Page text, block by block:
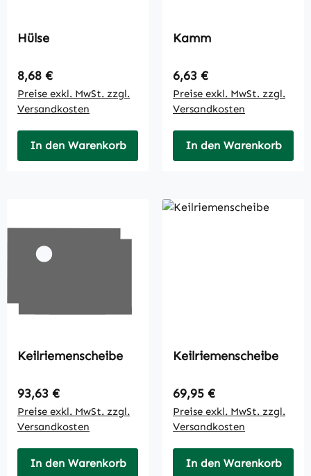
Hülse
Regulärer Preis:
8,68 €
Preise exkl. MwSt. zzgl.
Versandkosten
In den Warenkorb
Kamm
Regulärer Preis:
6,63 €
Preise exkl. MwSt. zzgl.
Versandkosten
In den Warenkorb
Keilriemenscheibe
Regulärer Preis:
93,63 €
Preise exkl. MwSt. zzgl.
Versandkosten
In den Warenkorb
Keilriemenscheibe
Regulärer Preis:
69,95 €
Preise exkl. MwSt. zzgl.
Versandkosten
In den Warenkorb